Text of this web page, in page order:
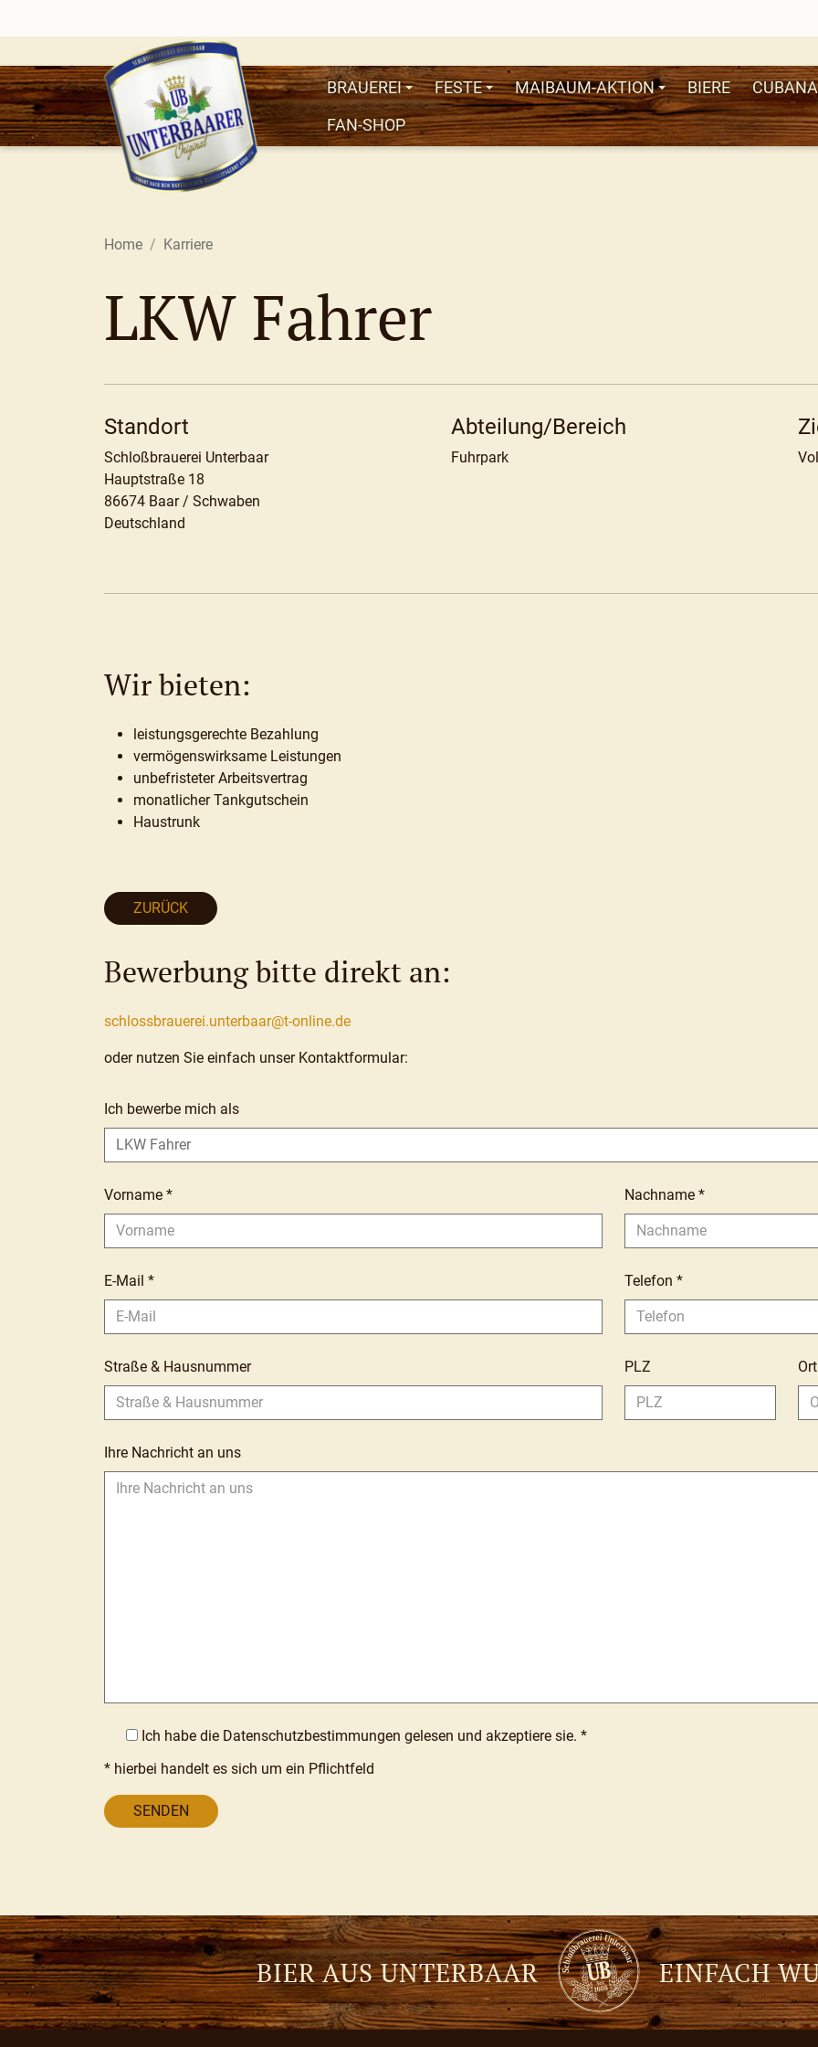
BRAUEREI FESTE MAIBAUM-AKTION BIERE CUBANA
FAN-SHOP
Home Karriere
LKW Fahrer
Standort
Schloßbrauerei Unterbaar
Hauptstraße 18
86674 Baar / Schwaben
Deutschland
Abteilung/Bereich
Fuhrpark
Wir bieten:
leistungsgerechte Bezahlung
vermögenswirksame Leistungen
unbefristeter Arbeitsvertrag
monatlicher Tankgutschein
Haustrunk
ZURÜCK
Bewerbung bitte direkt an:
schlossbrauerei.unterbaar@t-online.de
oder nutzen Sie einfach unser Kontaktformular:
Ich bewerbe mich als
Vorname * Nachname *
E-Mail * Telefon *
Straße & Hausnummer PLZ Ort
Ihre Nachricht an uns
Ich habe die Datenschutz­bestimmungen gelesen und akzeptiere sie. *
* hierbei handelt es sich um ein Pflichtfeld
SENDEN
BIER AUS UNTERBAAR EINFACH